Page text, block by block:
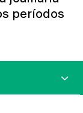
períodos